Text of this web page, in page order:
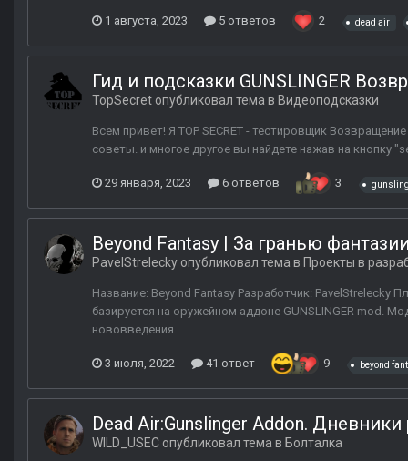
1 августа, 2023 5 ответов 2 dead air
Гид и подсказки GUNSLINGER
TopSecret опубликовал тема в Видеоподсказки
Всем привет! Я TOP SECRET - тестировщик
советы. и многое другое вы найдете нажав на кнопку
29 января, 2023 6 ответов 3
Beyond Fantasy | За гранью
PavelStrelecky опубликовал тема в Проекты в
Название: Beyond Fantasy Разработчик: PavelStrelecky
базируется на оружейном аддоне GUNSLINGER mod.
нововведения....
3 июля, 2022 41 ответ 9 beyond
Dead Air:Gunslinger Addon. Дневники
WILD_USEC опубликовал тема в Болталка